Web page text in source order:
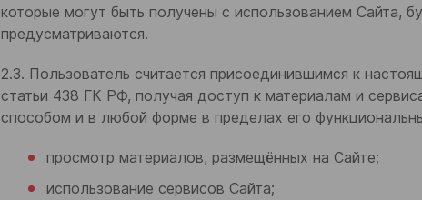
которые могут быть получены с использованием Сайта,
предусматриваются.
2.3. Пользователь считается присоединившимся к
статьи 438 ГК РФ, получая доступ к материалам и
способом и в любой форме в пределах его
просмотр материалов, размещённых на Сайте;
использование сервисов Сайта;